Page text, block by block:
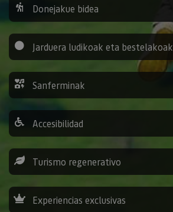
Donejakue bidea
Jarduera ludikoak eta bestelakoak
Sanferminak
Accesibilidad
Turismo regenerativo
Experiencias exclusivas